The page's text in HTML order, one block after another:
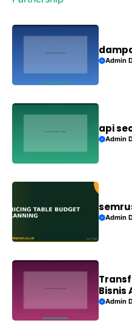
Admin
api
Admin
Admin
Bisnis
Admin